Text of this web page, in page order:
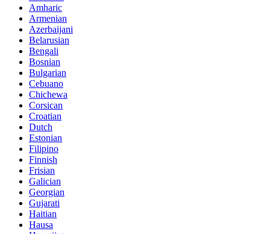
Amharic
Armenian
Azerbaijani
Belarusian
Bengali
Bosnian
Bulgarian
Cebuano
Chichewa
Corsican
Croatian
Dutch
Estonian
Filipino
Finnish
Frisian
Galician
Georgian
Gujarati
Haitian
Hausa